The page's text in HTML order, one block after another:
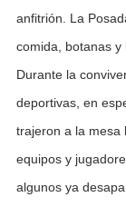
anfitrión. La
comida, botanas y
Durante la
deportivas, en
trajeron a la mesa
equipos y
algunos ya